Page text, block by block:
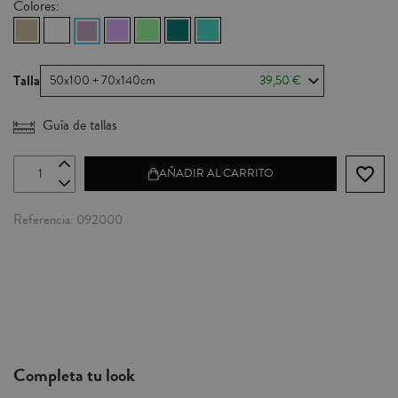
Colores:
Talla 50x100 + 70x140cm 39,50 €
Guía de tallas
AÑADIR AL CARRITO favorite_border
Referencia 092000
Completa tu look